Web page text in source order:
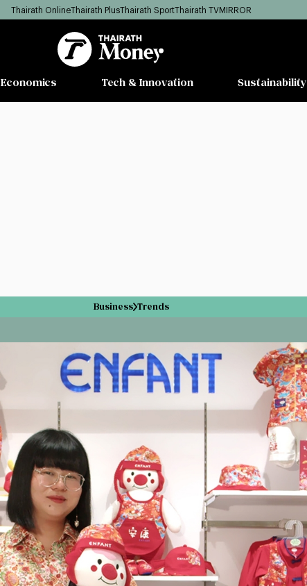
Thairath OnlineThairath PlusThairath SportThairath TVMIRROR
Economics Tech & Innovation Sustainability
Business Trends